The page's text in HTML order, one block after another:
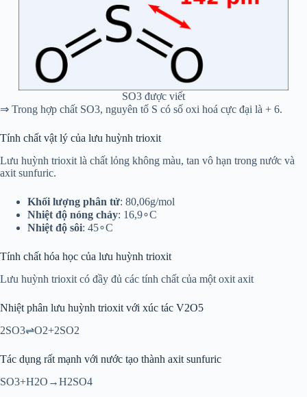
SO3 được viết
⇒ Trong hợp chất SO3, nguyên tố S có số oxi hoá cực đại là + 6.
Tính chất vật lý của lưu huỳnh trioxit
Lưu huỳnh trioxit là chất lỏng không màu, tan vô hạn trong nước và
axit sunfuric.
Khối lượng phân tử: 80,06g/mol
Nhiệt độ nóng chảy: 16,9∘C
Nhiệt độ sôi: 45∘C
Tính chất hóa học của lưu huỳnh trioxit
Lưu huỳnh trioxit có đầy đủ các tính chất của một oxit axit
Nhiệt phân lưu huỳnh trioxit với xúc tác V2O5
2SO3⇌O2+2SO2
Tác dụng rất mạnh với nước tạo thành axit sunfuric
SO3+H2O→H2SO4